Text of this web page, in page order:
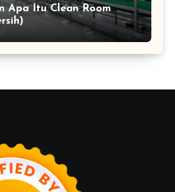
Apa Itu Clean Room